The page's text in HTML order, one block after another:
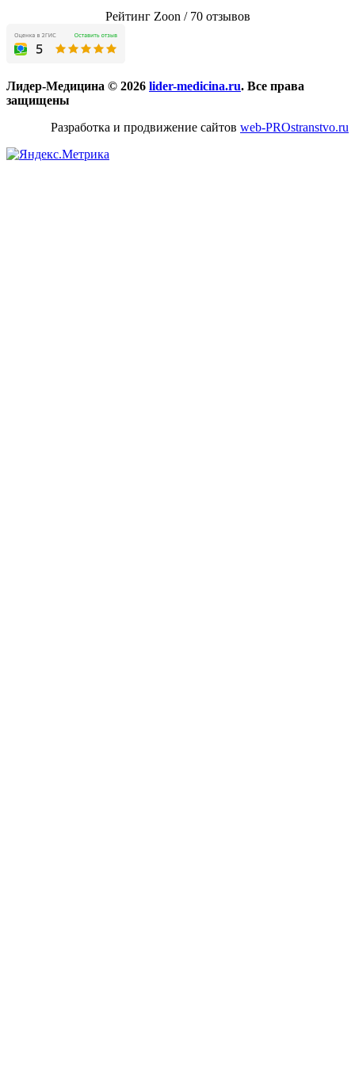
Рейтинг Zoon / 70 отзывов
Лидер-Медицина © 2026 lider-medicina.ru. Все права
защищены
Разработка и продвижение сайтов web-PROstranstvo.ru